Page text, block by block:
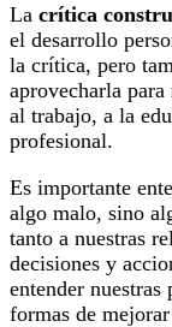
La crítica
el desarrollo
la crítica, pero
aprovecharla
al trabajo, a la
profesional.
Es importante
algo malo, sino
tanto a nuestras
decisiones y
entender
formas de